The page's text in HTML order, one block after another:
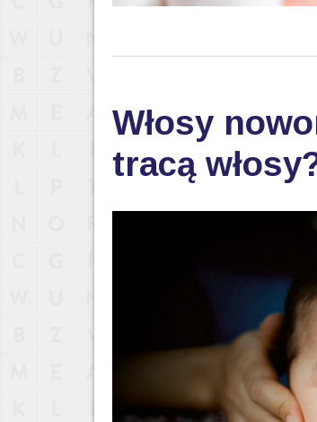
Włosy
tracą